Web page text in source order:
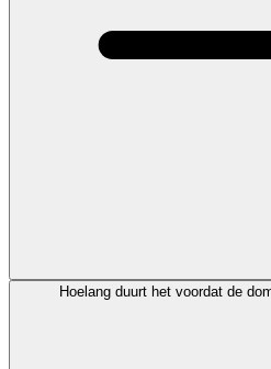
Hoelang duurt het voordat de